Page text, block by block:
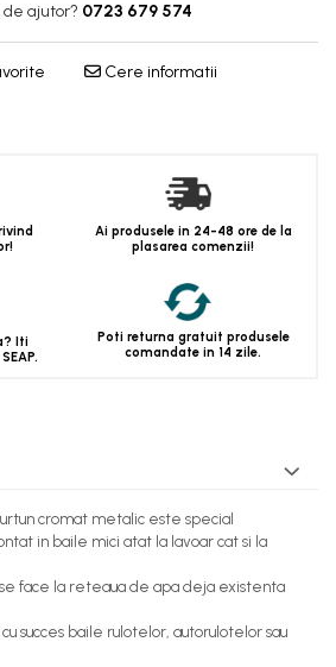
ajutor? 0723 679 574
Cere informatii
Ai produsele in 24-48 ore de la
plasarea comenzii!
Iti
Poti returna gratuit produsele
comandate in 14 zile.
cromat metalic este special
in baile mici atat la lavoar cat si la
face la reteaua de apa deja existenta
succes baile rulotelor, autorulotelor sau